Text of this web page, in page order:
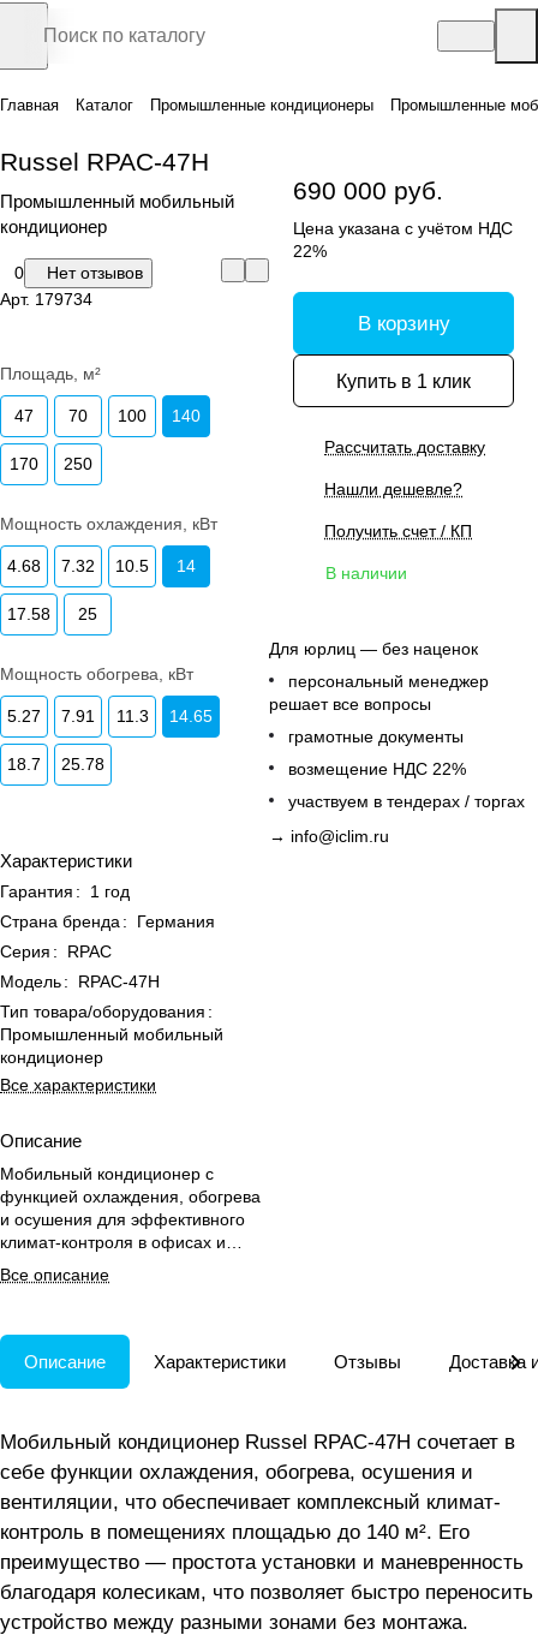
Главная Каталог Промышленные кондиционеры Промышленные
Russel RPAC-47H
Промышленный мобильный
кондиционер
0
Нет отзывов
Арт. 179734
Площадь, м²
47 70 100 140
170 250
Мощность охлаждения, кВт
4.68 7.32 10.5 14
17.58 25
Мощность обогрева, кВт
5.27 7.91 11.3 14.65
18.7 25.78
Характеристики
Гарантия :
1 год
Страна бренда :
Германия
Серия :
RPAC
Модель:
RPAC-47H
Тип товара/оборудования :
Промышленный мобильный
кондиционер
Все характеристики
Описание
Мобильный кондиционер с
функцией охлаждения, обогрева
и осушения для эффективного
климат-контроля в офисах и
производственных помещениях.
Все описание
690 000 руб.
Цена указана с учётом НДС
22%
В корзину
Купить в 1 клик
Рассчитать доставку
Нашли дешевле?
Получить счет / КП
В наличии
Для юрлиц — без наценок
персональный менеджер
решает все вопросы
грамотные документы
возмещение НДС 22%
участвуем в тендерах / торгах
→ info@iclim.ru
Описание Характеристики Отзывы Доставка
Мобильный кондиционер Russel RPAC-47H сочетает в
себе функции охлаждения, обогрева, осушения и
вентиляции, что обеспечивает комплексный климат-
контроль в помещениях площадью до 140 м². Его
преимущество — простота установки и маневренность
благодаря колесикам, что позволяет быстро переносить
устройство между разными зонами без монтажа.